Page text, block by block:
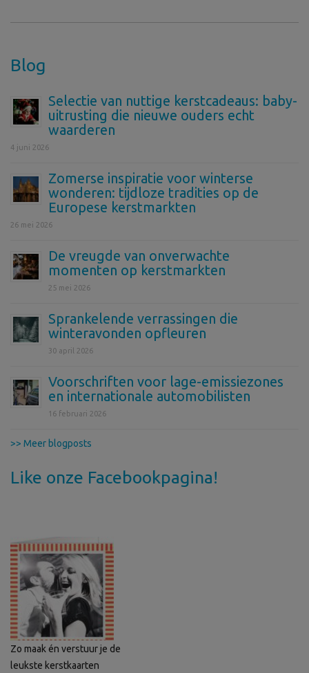
Blog
Selectie van nuttige kerstcadeaus: baby-
uitrusting die nieuwe ouders echt
waarderen
4 juni 2026
Zomerse inspiratie voor winterse
wonderen: tijdloze tradities op de
Europese kerstmarkten
26 mei 2026
De vreugde van onverwachte
momenten op kerstmarkten
25 mei 2026
Sprankelende verrassingen die
winteravonden opfleuren
30 april 2026
Voorschriften voor lage-emissiezones
en internationale automobilisten
16 februari 2026
>> Meer blogposts
Like onze Facebookpagina!
Zo maak én verstuur je de
leukste kerstkaarten